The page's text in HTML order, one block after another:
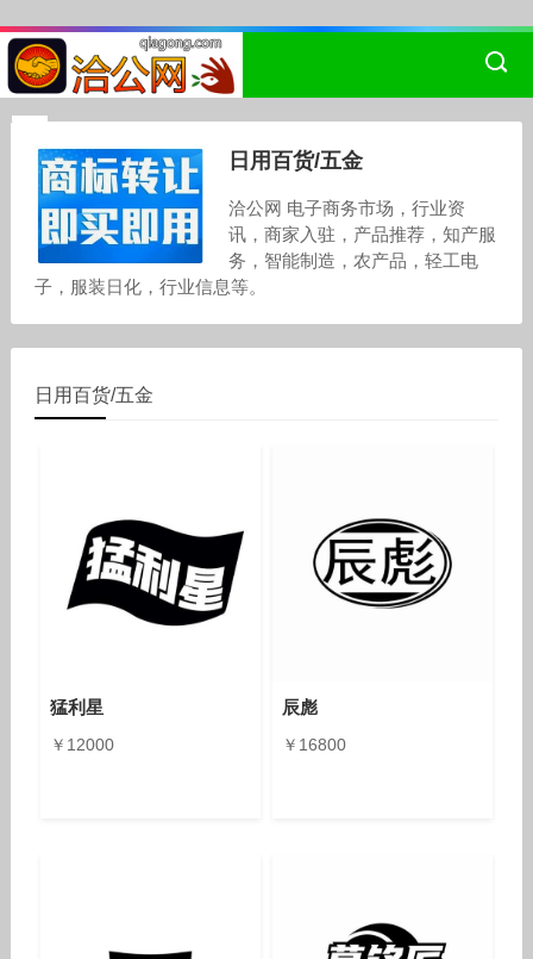
日用百货/五金
洽公网 电子商务市场，行业资
讯，商家入驻，产品推荐，知产服
务，智能制造，农产品，轻工电
子，服装日化，行业信息等。
日用百货/五金
猛利星
￥12000
辰彪
￥16800